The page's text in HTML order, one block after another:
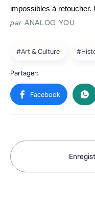
impossibles à
par ANALOG YOU